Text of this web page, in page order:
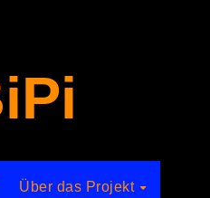
Über das Projekt